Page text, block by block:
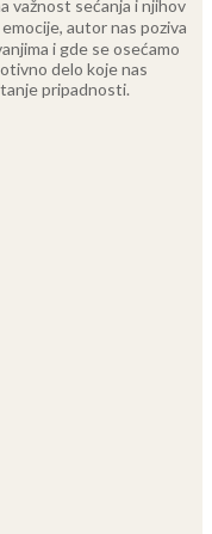
važnost sećanja i njihov
autor nas poziva
i gde se osećamo
delo koje nas
pripadnosti.